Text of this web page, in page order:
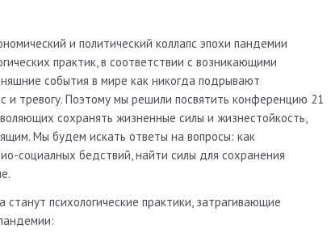
и политический коллапс эпохи пандемии
практик, в соответствии с возникающими
события в мире как никогда подрывают
и тревогу. Поэтому мы решили посвятить конференцию 21
сохранять жизненные силы и жизнестойкость,
Мы будем искать ответы на вопросы: как
социалных бедствий, найти силы для сохранения
психологические практики, затрагивающие